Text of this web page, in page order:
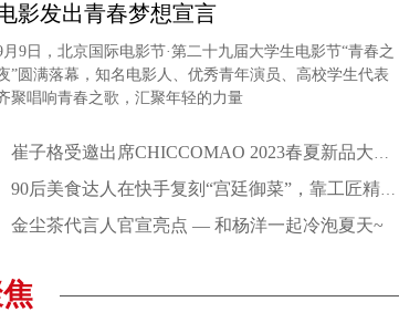
影发出青春梦想宣言
月9日，北京国际电影节·第二十九届大学生电影节“青春之
”圆满落幕，知名电影人、优秀青年演员、高校学生代表
聚唱响青春之歌，汇聚年轻的力量
崔子格受邀出席CHICCOMAO 2023春夏新品大秀 经典黑红套装飒爽酷
90后美食达人在快手复刻“宫廷御菜”，靠工匠精神吸引超1250万粉丝
金尘茶代言人官宣亮点 — 和杨洋一起冷泡夏天~